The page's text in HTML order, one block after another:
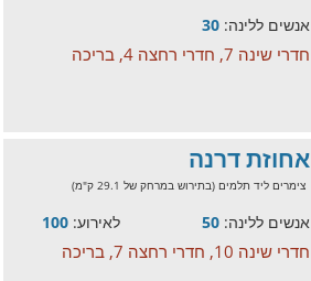
אנשים ללינה: 30
חדרי שינה 7, חדרי רחצה 4, בריכה
אחוזת דרנה
צימרים ליד תלמים (בתירוש במרחק של 29.1 ק"מ)
אנשים ללינה: 50 לאירוע: 100
חדרי שינה 10, חדרי רחצה 7, בריכה